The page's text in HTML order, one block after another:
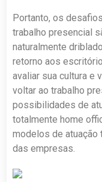
Portanto, os
trabalho presencial
naturalmente
retorno aos
avaliar sua cultura e
voltar ao trabalho
possibilidades de
totalmente home
modelos de atuação
das empresas.